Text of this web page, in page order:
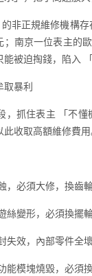
非正規維修機構
南京一位表主的
被迫掏錢，陷入
暴利
，抓住表主 「不懂
收取高額維修費用
必須大修，換齒輪
變形，必須換擺輪
效，內部零件全
模塊燒毀，必須換